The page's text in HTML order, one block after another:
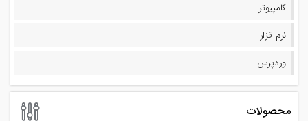
کامپیوتر
نرم افزار
وردپرس
محصولات